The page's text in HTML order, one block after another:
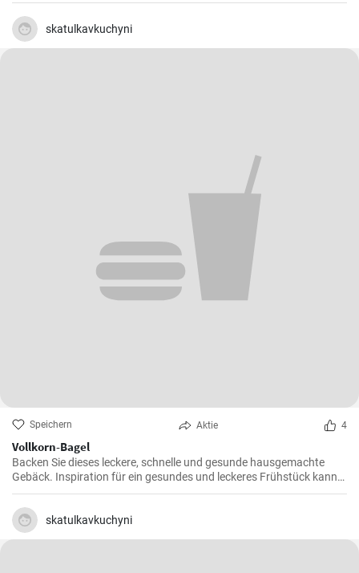
skatulkavkuchyni
Speichern Aktie 4
Vollkorn-Bagel
Backen Sie dieses leckere, schnelle und gesunde hausgemachte
Gebäck. Inspiration für ein gesundes und leckeres Frühstück kann
man nie genug haben.
skatulkavkuchyni